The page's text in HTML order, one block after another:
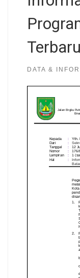
Terbaru
DATA &